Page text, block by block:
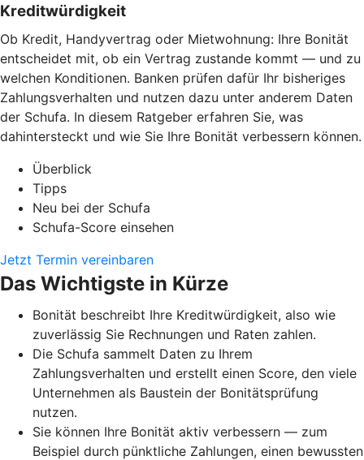
Kreditwürdigkeit
Ob Kredit, Handyvertrag oder Mietwohnung: Ihre Bonität
entscheidet mit, ob ein Vertrag zustande kommt — und zu
welchen Konditionen. Banken prüfen dafür Ihr bisheriges
Zahlungsverhalten und nutzen dazu unter anderem Daten
der Schufa. In diesem Ratgeber erfahren Sie, was
dahintersteckt und wie Sie Ihre Bonität verbessern können.
Überblick
Tipps
Neu bei der Schufa
Schufa-Score einsehen
Jetzt Termin vereinbaren
Das Wichtigste in Kürze
Bonität beschreibt Ihre Kreditwürdigkeit, also wie
zuverlässig Sie Rechnungen und Raten zahlen.
Die Schufa sammelt Daten zu Ihrem
Zahlungsverhalten und erstellt einen Score, den viele
Unternehmen als Baustein der Bonitätsprüfung
nutzen.
Sie können Ihre Bonität aktiv verbessern — zum
Beispiel durch pünktliche Zahlungen, einen bewussten